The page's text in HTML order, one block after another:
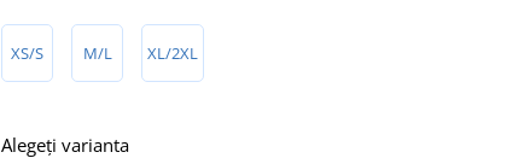
XS/S M/L XL/2XL
Alegeți varianta